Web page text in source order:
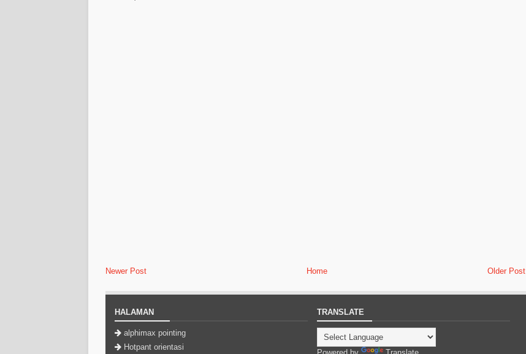
Newer Post Older Post
Home
HALAMAN
alphimax pointing
Hotpant orientasi
TRANSLATE